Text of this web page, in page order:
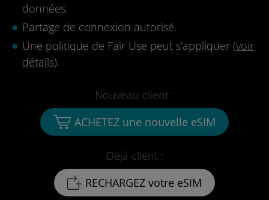
données.
Partage de connexion autorisé.
Une politique de Fair Use peut s'appliquer (voir
détails).
Déjà client :
RECHARGEZ votre eSIM
Nouveau client :
ACHETEZ une nouvelle eSIM